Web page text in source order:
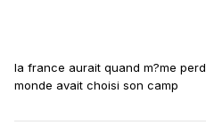
la france aurait quand m?me
monde avait choisi son camp